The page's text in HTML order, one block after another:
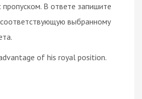
пропуском. В ответе запишите
выбранному
advantage of his royal position.